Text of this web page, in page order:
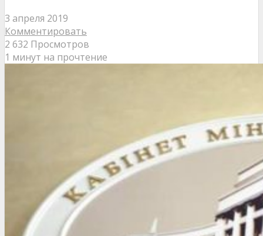
3 апреля 2019
Комментировать
2 632 Просмотров
1 минут на прочтение